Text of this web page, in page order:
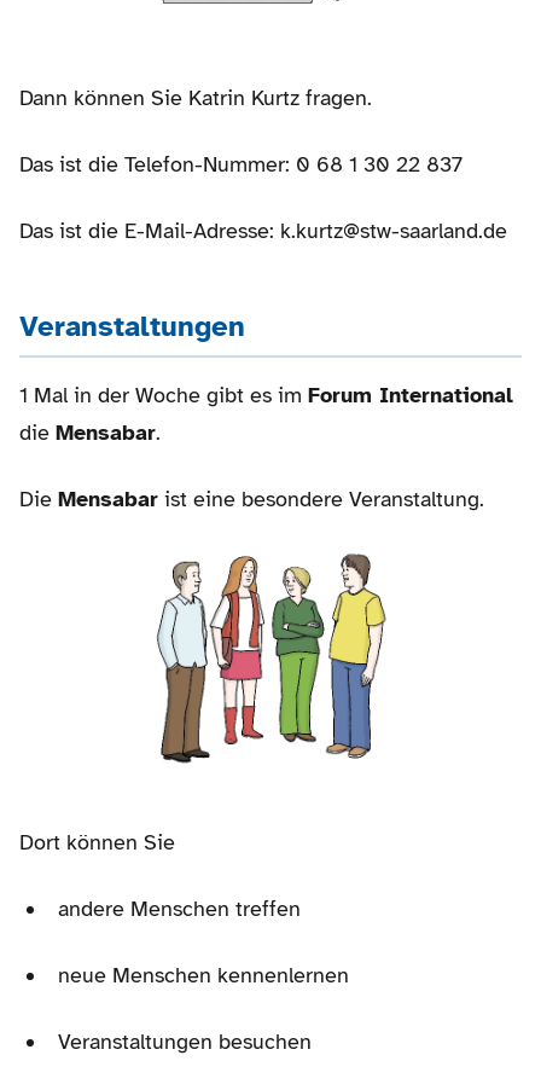
Dann können Sie Katrin Kurtz fragen.
Das ist die Telefon-Nummer: 0 68 1 30 22 837
Das ist die E-Mail-Adresse: k.kurtz@stw-saarland.de
Veranstaltungen
1 Mal in der Woche gibt es im Forum International
die Mensabar.
Die Mensabar ist eine besondere Veranstaltung.
Dort können Sie
andere Menschen treffen
neue Menschen kennenlernen
Veranstaltungen besuchen